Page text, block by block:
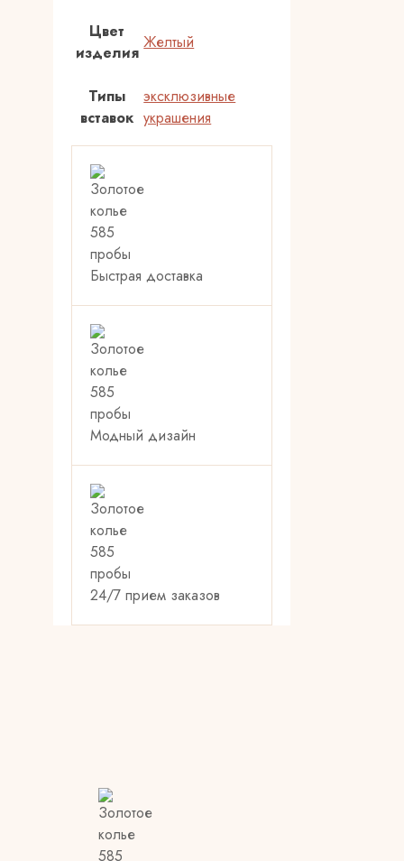
Цвет
изделия
Желтый
Типы
вставок
эксклюзивные
украшения
Быстрая доставка
Модный дизайн
24/7 прием заказов